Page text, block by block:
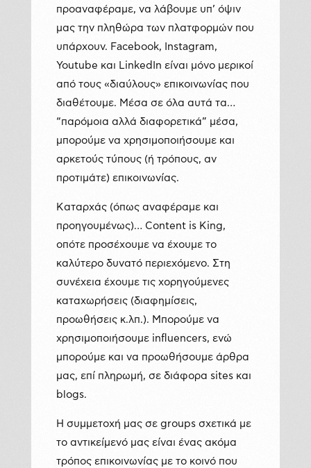
προαναφέραμε, να λάβουμε υπ’ όψιν
μας την πληθώρα των πλατφορμών που
υπάρχουν. Facebook, Instagram,
Youtube και LinkedIn είναι μόνο μερικοί
από τους «διαύλους» επικοινωνίας που
διαθέτουμε. Μέσα σε όλα αυτά τα…
“παρόμοια αλλά διαφορετικά” μέσα,
μπορούμε να χρησιμοποιήσουμε και
αρκετούς τύπους (ή τρόπους, αν
προτιμάτε) επικοινωνίας.
Καταρχάς (όπως αναφέραμε και
προηγουμένως)… Content is King,
οπότε προσέχουμε να έχουμε το
καλύτερο δυνατό περιεχόμενο. Στη
συνέχεια έχουμε τις χορηγούμενες
καταχωρήσεις (διαφημίσεις,
προωθήσεις κ.λπ.). Μπορούμε να
χρησιμοποιήσουμε influencers, ενώ
μπορούμε και να προωθήσουμε άρθρα
μας, επί πληρωμή, σε διάφορα sites και
blogs.
Η συμμετοχή μας σε groups σχετικά με
το αντικείμενό μας είναι ένας ακόμα
τρόπος επικοινωνίας με το κοινό που